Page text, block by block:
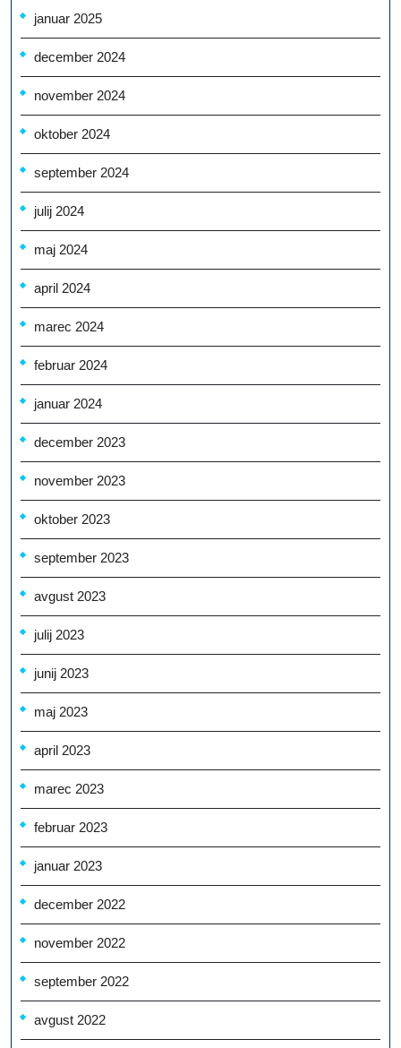
januar 2025
december 2024
november 2024
oktober 2024
september 2024
julij 2024
maj 2024
april 2024
marec 2024
februar 2024
januar 2024
december 2023
november 2023
oktober 2023
september 2023
avgust 2023
julij 2023
junij 2023
maj 2023
april 2023
marec 2023
februar 2023
januar 2023
december 2022
november 2022
september 2022
avgust 2022